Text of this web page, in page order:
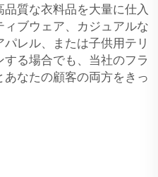
質な衣料品を大量に仕入
ブウェア、カジュアルな
レル、または子供用テリ
る場合でも、当社のフラ
なたの顧客の両方をきっ